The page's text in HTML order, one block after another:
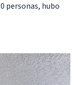
personas, hubo